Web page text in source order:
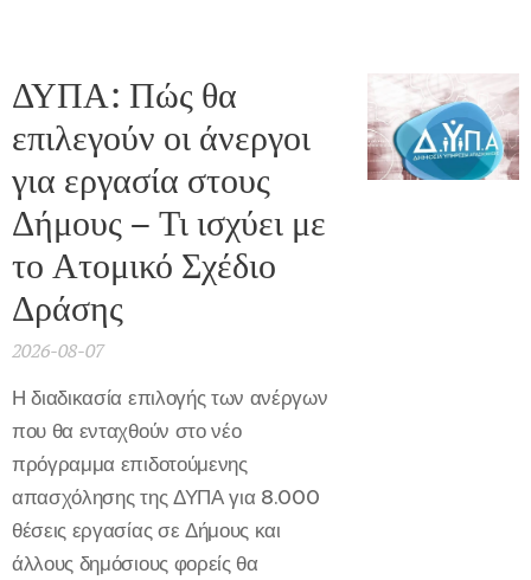
ΔΥΠΑ: Πώς θα
επιλεγούν οι άνεργοι
για εργασία στους
Δήμους – Τι ισχύει με
το Ατομικό Σχέδιο
Δράσης
2026-08-07
Η διαδικασία επιλογής των ανέργων
που θα ενταχθούν στο νέο
πρόγραμμα επιδοτούμενης
απασχόλησης της ΔΥΠΑ για 8.000
θέσεις εργασίας σε Δήμους και
άλλους δημόσιους φορείς θα